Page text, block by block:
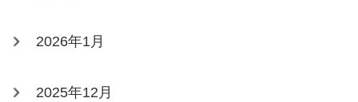
2026年1月
2025年12月